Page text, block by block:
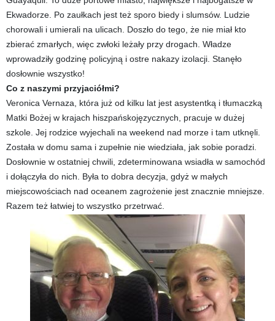
Ekwadorze. Po zaułkach jest też sporo biedy i slumsów. Ludzie
chorowali i umierali na ulicach. Doszło do tego, że nie miał kto
zbierać zmarłych, więc zwłoki leżały przy drogach. Władze
wprowadziły godzinę policyjną i ostre nakazy izolacji. Stanęło
dosłownie wszystko!
Co z naszymi przyjaciółmi?
Veronica Vernaza, która już od kilku lat jest asystentką i tłumaczką
Matki Bożej w krajach hiszpańskojęzycznych, pracuje w dużej
szkole. Jej rodzice wyjechali na weekend nad morze i tam utknęli.
Została w domu sama i zupełnie nie wiedziała, jak sobie poradzi.
Dosłownie w ostatniej chwili, zdeterminowana wsiadła w samochód
i dołączyła do nich. Była to dobra decyzja, gdyż w małych
miejscowościach nad oceanem zagrożenie jest znacznie mniejsze.
Razem też łatwiej to wszystko przetrwać.